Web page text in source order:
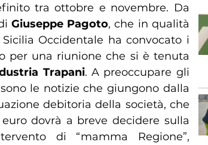
tra ottobre e novembre. Da
Giuseppe Pagoto, che in qualità
Occidentale ha convocato i
per una riunione che si è tenuta
Trapani. A preoccupare gli
le notizie che giungono dalla
debitoria della società, che
dovrà a breve decidere sulla
di “mamma Regione”,